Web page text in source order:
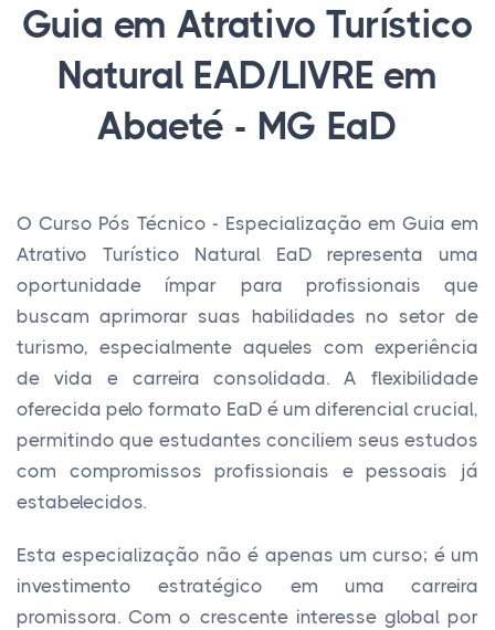
Guia em Atrativo Turístico
Natural EAD/LIVRE em
Abaeté - MG EaD
O Curso Pós Técnico - Especialização em Guia em
Atrativo Turístico Natural EaD representa uma
oportunidade ímpar para profissionais que
buscam aprimorar suas habilidades no setor de
turismo, especialmente aqueles com experiência
de vida e carreira consolidada. A flexibilidade
oferecida pelo formato EaD é um diferencial crucial,
permitindo que estudantes conciliem seus estudos
com compromissos profissionais e pessoais já
estabelecidos.
Esta especialização não é apenas um curso; é um
investimento estratégico em uma carreira
promissora. Com o crescente interesse global por